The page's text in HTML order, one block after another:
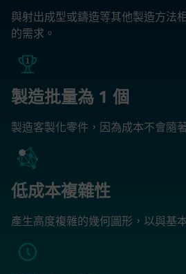
與射出成型或鑄造等其他製造方法
的需求。
製造批量為 1 個
製造客製化零件，因為成本不會隨
低成本複雜性
產生高度複雜的幾何圖形，以與基